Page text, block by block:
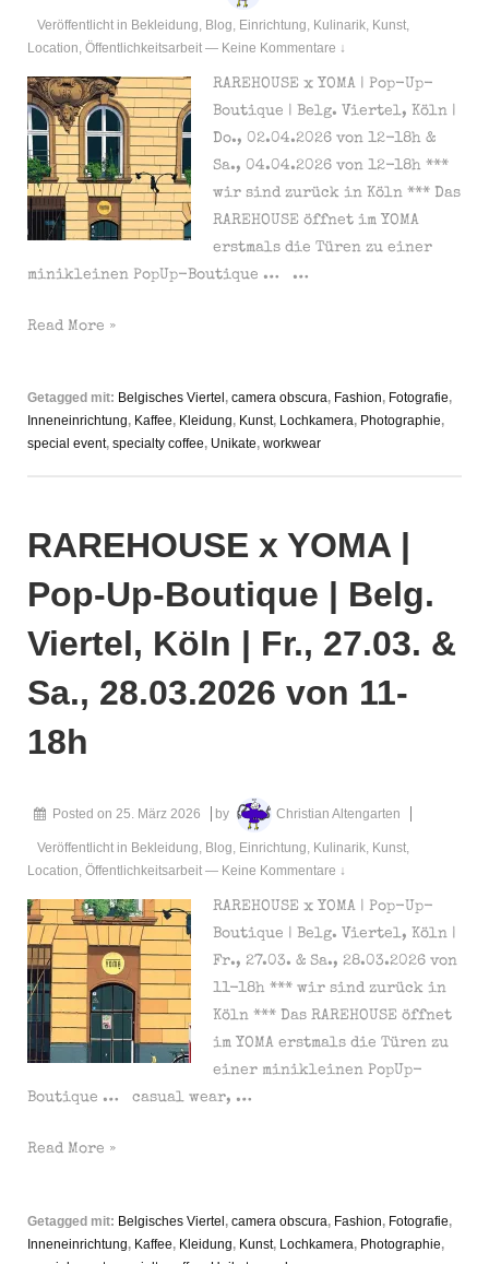
Veröffentlicht in Bekleidung Blog Einrichtung Kulinarik Kunst
Location Öffentlichkeitsarbeit — Keine Kommentare ↓
RAREHOUSE x YOMA | Pop-Up-
Boutique | Belg. Viertel, Köln |
Do., 02.04.2026 von 12-18h &
Sa., 04.04.2026 von 12-18h ***
wir sind zurück in Köln *** Das
RAREHOUSE öffnet im YOMA
erstmals die Türen zu einer
minikleinen PopUp-Boutique … …
RAREHOUSE
Pop-
Belg.
Köln
Do.,
02.04.2026
von
12-
Sa.,
04.04.2026
von
12-
18h
Read More »
Getagged mit: Belgisches Viertel , camera obscura, Fashion, Fotografie,
Inneneinrichtung, Kaffee, Kleidung, Kunst, Lochkamera, Photographie,
special event, specialty coffee, Unikate, workwear
RAREHOUSE x YOMA |
Pop-Up-Boutique | Belg.
Viertel, Köln | Fr., 27.03. &
Sa., 28.03.2026 von 11-
18h
Posted on 25. März 2026 by Christian Altengarten
Veröffentlicht in Bekleidung, Blog, Einrichtung, Kulinarik, Kunst,
Location, Öffentlichkeitsarbeit — Keine Kommentare ↓
RAREHOUSE x YOMA | Pop-Up-
Boutique | Belg. Viertel, Köln |
Fr., 27.03. & Sa., 28.03.2026 von
11-18h *** wir sind zurück in
Köln *** Das RAREHOUSE öffnet
im YOMA erstmals die Türen zu
einer minikleinen PopUp-
Boutique … casual wear, …
RAREHOUSE
|
Read More »
Getagged mit: Belgisches Viertel, camera obscura, Fashion, Fotografie,
Inneneinrichtung, Kaffee, Kleidung, Kunst, Lochkamera, Photographie,